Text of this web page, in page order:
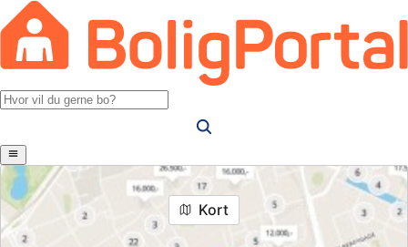
Kort